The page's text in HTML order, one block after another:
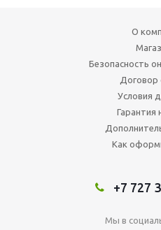
О
Безопасность
Договор
Условия
Гарантия
Как
+7 727
Мы в